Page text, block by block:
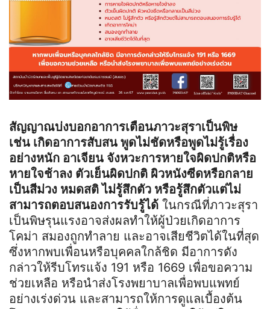
สัญญาณบ่งบอกอาการเตือนภาวะสุราเป็นพิษ
เช่น เกิดอาการสับสน พูดไม่ชัดหรือพูดไม่รู้เรื่อง
อย่างหนัก อาเจียน จังหวะการหายใจผิดปกติหรือ
หายใจช้าลง ตัวเย็นผิดปกติ ผิวหนังซีดหรือกลาย
เป็นสีม่วง หมดสติ ไม่รู้สึกตัว หรือรู้สึกตัวแต่ไม่
สามารถตอบสนองการรับรู้ได้ ในกรณีที่ภาวะสุรา
เป็นพิษรุนแรงอาจส่งผลทำให้ผู้ป่วยเกิดอาการ
โคม่า สมองถูกทำลาย และอาจเสียชีวิตได้ในที่สุด
ซึ่งหากพบเพื่อนหรือบุคคลใกล้ชิด มีอาการดัง
กล่าวให้รีบโทรแจ้ง 191 หรือ 1669 เพื่อขอความ
ช่วยเหลือ หรือนำส่งโรงพยาบาลเพื่อพบแพทย์
อย่างเร่งด่วน และสามารถให้การดูแลเบื้องต้น